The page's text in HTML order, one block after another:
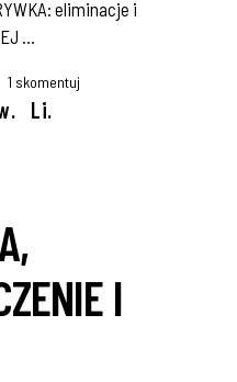
eliminacje i
1 skomentuj
Li.
I